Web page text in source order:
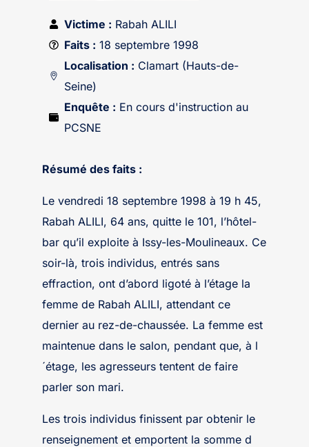
Victime : Rabah ALILI
Faits : 18 septembre 1998
Localisation : Clamart (Hauts-de-
Seine)
Enquête : En cours d'instruction au
PCSNE
Résumé des faits :
Le vendredi 18 septembre 1998 à 19 h 45,
Rabah ALILI, 64 ans, quitte le 101, l’hôtel-
bar qu’il exploite à Issy-les-Moulineaux. Ce
soir-là, trois individus, entrés sans
effraction, ont d’abord ligoté à l’étage la
femme de Rabah ALILI, attendant ce
dernier au rez-de-chaussée. La femme est
maintenue dans le salon, pendant que, à l
´étage, les agresseurs tentent de faire
parler son mari.
Les trois individus finissent par obtenir le
renseignement et emportent la somme d